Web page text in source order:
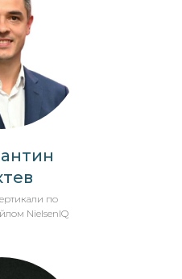
по
NielsenIQ